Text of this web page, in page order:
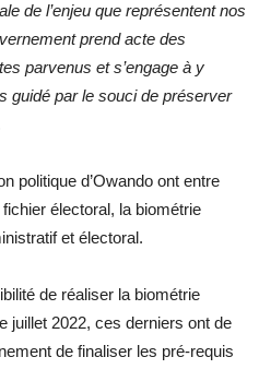
de l’enjeu que représentent nos
prend acte des
parvenus et s’engage à y
guidé par le souci de préserver
politique d’Owando ont entre
électoral, la biométrie
et électoral.
de réaliser la biométrie
juillet 2022, ces derniers ont de
de finaliser les pré-requis